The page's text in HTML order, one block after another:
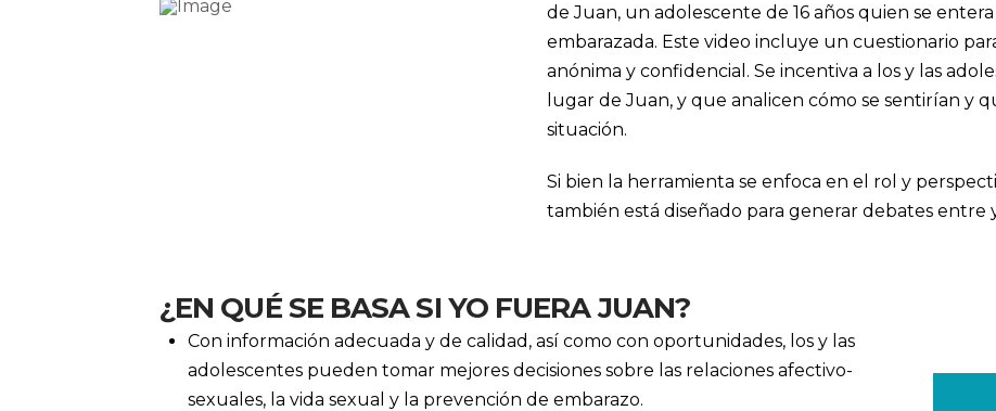
de Juan, un adolescente de 16 años quien se
embarazada. Este video incluye un cuestionario
anónima y confidencial. Se incentiva a los y las
lugar de Juan, y que analicen cómo se sentirían y
situación.
Si bien la herramienta se enfoca en el rol y
también está diseñado para generar debates entre
¿EN QUÉ SE BASA SI YO FUERA JUAN?
Con información adecuada y de calidad, así como con oportunidades, los y las
adolescentes pueden tomar mejores decisiones sobre las relaciones afectivo-
sexuales, la vida sexual y la prevención de embarazo.